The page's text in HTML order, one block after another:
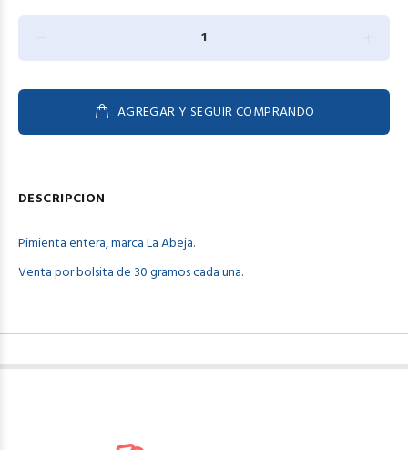
AGREGAR Y SEGUIR COMPRANDO
DESCRIPCION
Pimienta entera, marca La Abeja.
Venta por bolsita de 30 gramos cada una.